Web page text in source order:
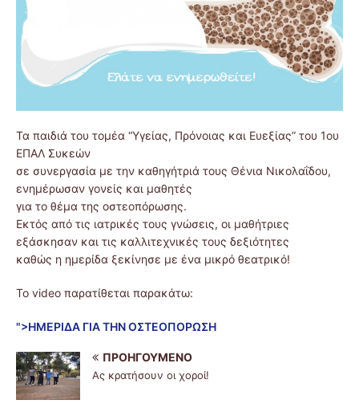
Τα παιδιά του τομέα “Υγείας, Πρόνοιας και Ευεξίας” του 1ου
ΕΠΑΛ Συκεών
σε συνεργασία με την καθηγήτριά τους Θένια Νικολαΐδου,
ενημέρωσαν γονείς και μαθητές
για το θέμα της οστεοπόρωσης.
Εκτός από τις ιατρικές τους γνώσεις, οι μαθήτριες
εξάσκησαν και τις καλλιτεχνικές τους δεξιότητες
καθώς η ημερίδα ξεκίνησε με ένα μικρό θεατρικό!
Το video παρατίθεται παρακάτω:
">ΗΜΕΡΙΔΑ ΓΙΑ ΤΗΝ ΟΣΤΕΟΠΟΡΩΣΗ
ΠΡΟΗΓΟΎΜΕΝΟ
Ας κρατήσουν οι χοροί!